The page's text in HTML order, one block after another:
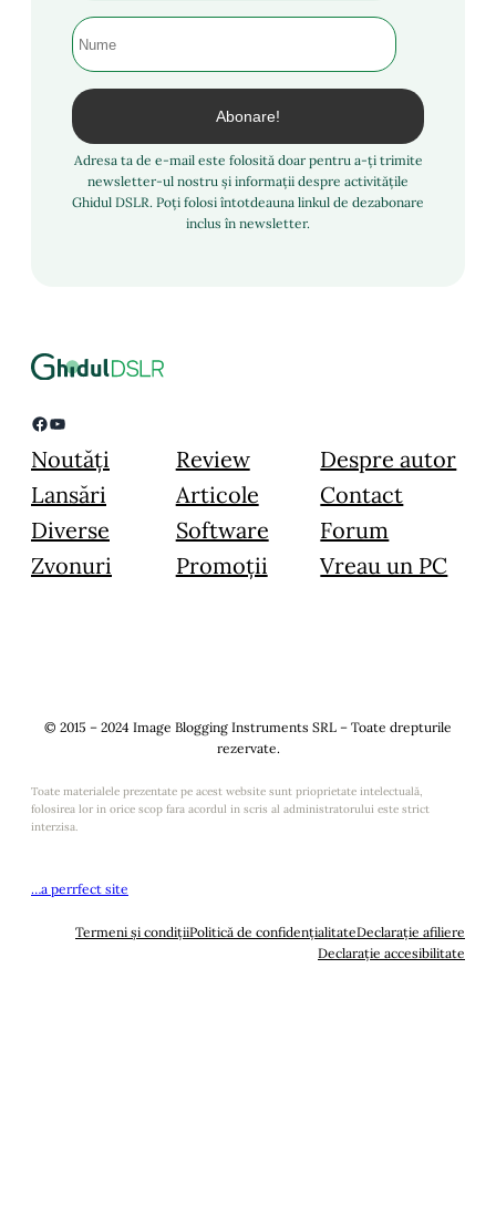
Adresa ta de e-mail este folosită doar pentru a-ți trimite
newsletter-ul nostru și informații despre activitățile
Ghidul DSLR. Poți folosi întotdeauna linkul de dezabonare
inclus în newsletter.
Facebook YouTube
Noutăți
Lansări
Diverse
Zvonuri
Review
Articole
Software
Promoții
Despre autor
Contact
Forum
Vreau un PC
© 2015 – 2024 Image Blogging Instruments SRL – Toate drepturile
rezervate.
Toate materialele prezentate pe acest website sunt prioprietate intelectuală,
folosirea lor in orice scop fara acordul in scris al administratorului este strict
interzisa.
…a perrfect site
Termeni și condițiiPolitică de confidențialitateDeclarație afiliere
Declarație accesibilitate